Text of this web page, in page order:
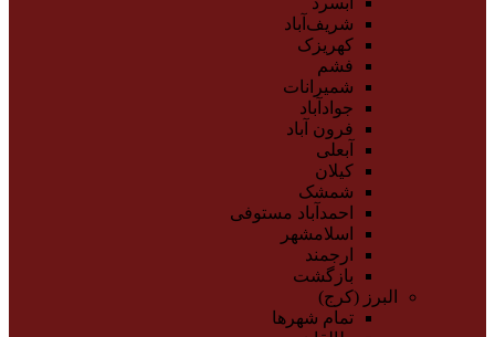
شریف‌آباد
کهریزک
فشم
شمیرانات
جوادآباد
فرون آباد
آبعلی
کیلان
شمشک
احمدآباد مستوفی
اسلامشهر
ارجمند
بازگشت
البرز (کرج)
تمام شهر‌ها